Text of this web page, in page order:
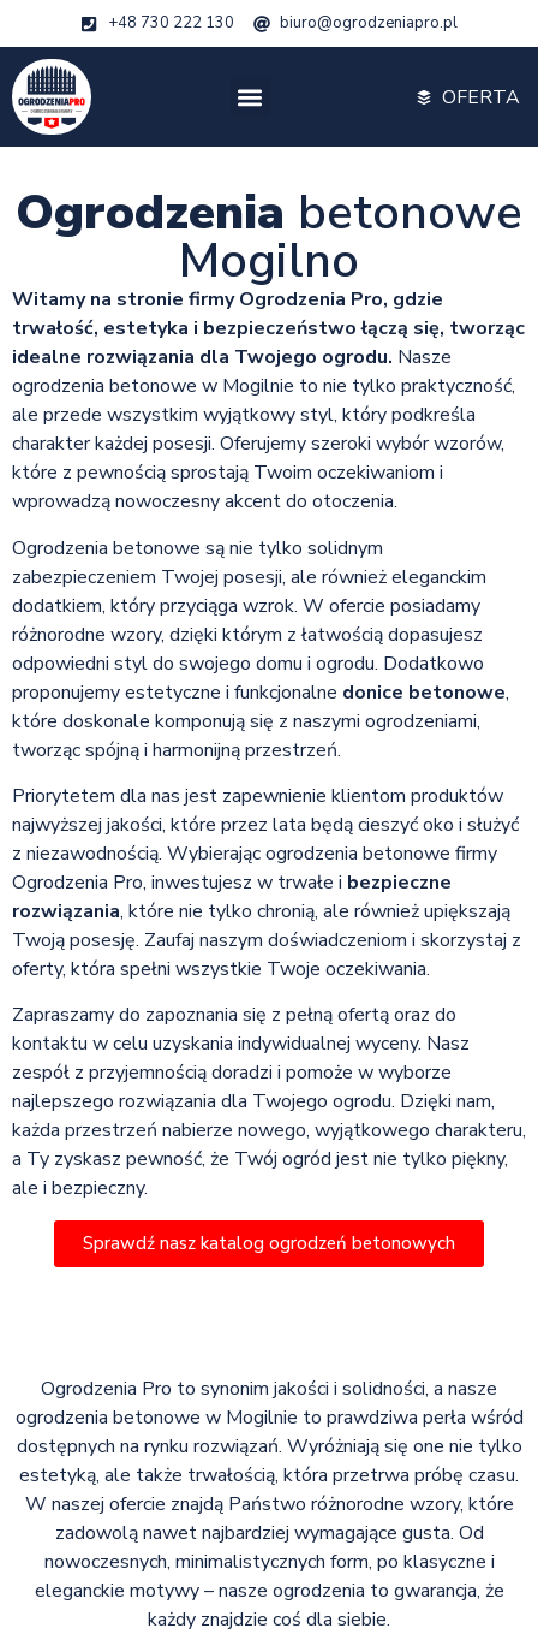
+48 730 222 130 biuro@ogrodzeniapro.pl
OFERTA
Ogrodzenia betonowe
Mogilno
Witamy na stronie firmy Ogrodzenia Pro, gdzie
trwałość, estetyka i bezpieczeństwo łączą się, tworząc
idealne rozwiązania dla Twojego ogrodu. Nasze
ogrodzenia betonowe w Mogilnie to nie tylko praktyczność,
ale przede wszystkim wyjątkowy styl, który podkreśla
charakter każdej posesji. Oferujemy szeroki wybór wzorów,
które z pewnością sprostają Twoim oczekiwaniom i
wprowadzą nowoczesny akcent do otoczenia.
Ogrodzenia betonowe są nie tylko solidnym
zabezpieczeniem Twojej posesji, ale również eleganckim
dodatkiem, który przyciąga wzrok. W ofercie posiadamy
różnorodne wzory, dzięki którym z łatwością dopasujesz
odpowiedni styl do swojego domu i ogrodu. Dodatkowo
proponujemy estetyczne i funkcjonalne donice betonowe,
które doskonale komponują się z naszymi ogrodzeniami,
tworząc spójną i harmonijną przestrzeń.
Priorytetem dla nas jest zapewnienie klientom produktów
najwyższej jakości, które przez lata będą cieszyć oko i służyć
z niezawodnością. Wybierając ogrodzenia betonowe firmy
Ogrodzenia Pro, inwestujesz w trwałe i bezpieczne
rozwiązania, które nie tylko chronią, ale również upiększają
Twoją posesję. Zaufaj naszym doświadczeniom i skorzystaj z
oferty, która spełni wszystkie Twoje oczekiwania.
Zapraszamy do zapoznania się z pełną ofertą oraz do
kontaktu w celu uzyskania indywidualnej wyceny. Nasz
zespół z przyjemnością doradzi i pomoże w wyborze
najlepszego rozwiązania dla Twojego ogrodu. Dzięki nam,
każda przestrzeń nabierze nowego, wyjątkowego charakteru,
a Ty zyskasz pewność, że Twój ogród jest nie tylko piękny,
ale i bezpieczny.
Sprawdź nasz katalog ogrodzeń betonowych
Ogrodzenia Pro to synonim jakości i solidności, a nasze
ogrodzenia betonowe w Mogilnie to prawdziwa perła wśród
dostępnych na rynku rozwiązań. Wyróżniają się one nie tylko
estetyką, ale także trwałością, która przetrwa próbę czasu.
W naszej ofercie znajdą Państwo różnorodne wzory, które
zadowolą nawet najbardziej wymagające gusta. Od
nowoczesnych, minimalistycznych form, po klasyczne i
eleganckie motywy – nasze ogrodzenia to gwarancja, że
każdy znajdzie coś dla siebie.